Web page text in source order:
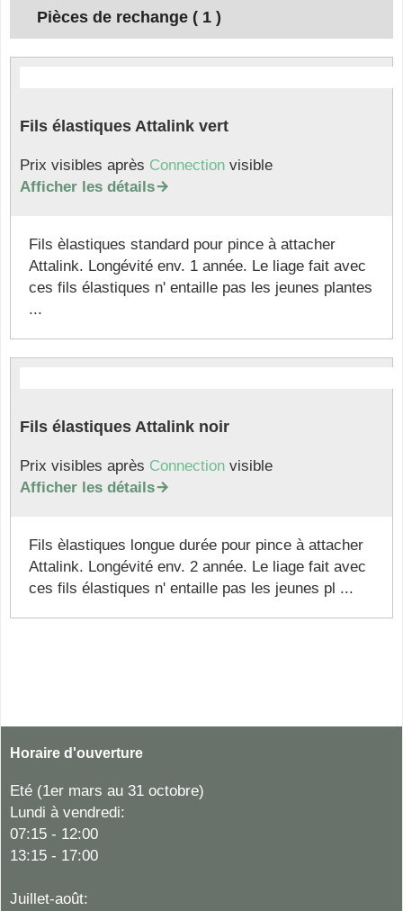
Pièces de rechange ( 1 )
Fils élastiques Attalink vert
Prix visibles après Connection visible
Afficher les détails
Fils èlastiques standard pour pince à attacher
Attalink. Longévité env. 1 année. Le liage fait avec
ces fils élastiques n' entaille pas les jeunes plantes
...
Fils élastiques Attalink noir
Prix visibles après Connection visible
Afficher les détails
Fils èlastiques longue durée pour pince à attacher
Attalink. Longévité env. 2 année. Le liage fait avec
ces fils élastiques n' entaille pas les jeunes pl ...
Horaire d'ouverture
Eté (1er mars au 31 octobre)
Lundi à vendredi:
07:15 - 12:00
13:15 - 17:00
Juillet-août: